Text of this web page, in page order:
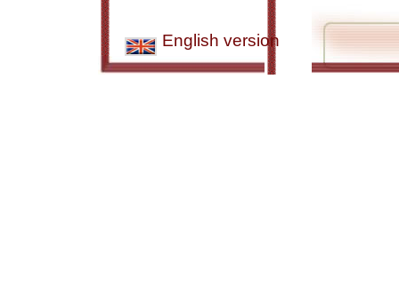
English version